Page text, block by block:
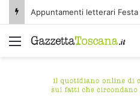
Appuntamenti letterari Festa
Menu